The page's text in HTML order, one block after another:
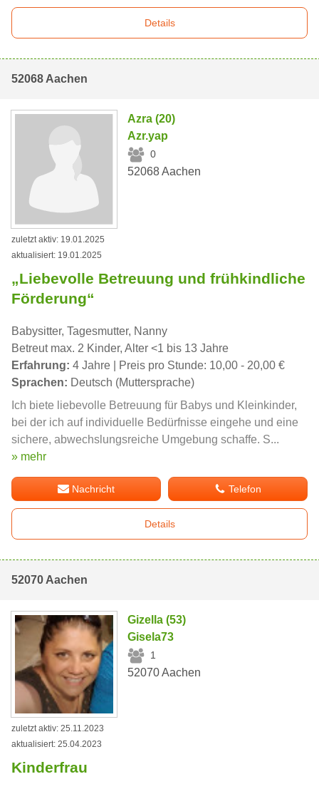
Details
52068 Aachen
Azra (20)
Azr.yap
0
52068 Aachen
zuletzt aktiv: 19.01.2025
aktualisiert: 19.01.2025
„Liebevolle Betreuung und frühkindliche
Förderung“
Babysitter, Tagesmutter, Nanny
Betreut max. 2 Kinder, Alter <1 bis 13 Jahre
Erfahrung: 4 Jahre | Preis pro Stunde: 10,00 - 20,00 €
Sprachen: Deutsch (Muttersprache)
Ich biete liebevolle Betreuung für Babys und Kleinkinder,
bei der ich auf individuelle Bedürfnisse eingehe und eine
sichere, abwechslungsreiche Umgebung schaffe. S...
» mehr
Nachricht Telefon
Details
52070 Aachen
Gizella (53)
Gisela73
1
52070 Aachen
zuletzt aktiv: 25.11.2023
aktualisiert: 25.04.2023
Kinderfrau